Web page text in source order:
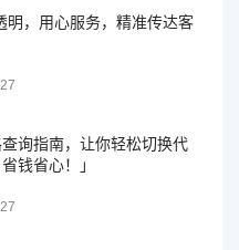
明，用心服务，精准传达客
查询指南，让你轻松切换代
钱省心！」